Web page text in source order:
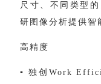
尺寸、不同类型
研图像分析提供智
高精度
▪ 独创Work